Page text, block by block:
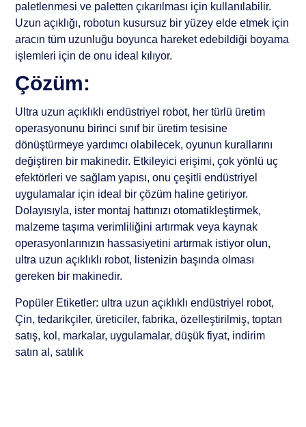
paletlenmesi ve paletten çıkarılması için kullanılabilir.
Uzun açıklığı, robotun kusursuz bir yüzey elde etmek için
aracın tüm uzunluğu boyunca hareket edebildiği boyama
işlemleri için de onu ideal kılıyor.
Çözüm:
Ultra uzun açıklıklı endüstriyel robot, her türlü üretim
operasyonunu birinci sınıf bir üretim tesisine
dönüştürmeye yardımcı olabilecek, oyunun kurallarını
değiştiren bir makinedir. Etkileyici erişimi, çok yönlü uç
efektörleri ve sağlam yapısı, onu çeşitli endüstriyel
uygulamalar için ideal bir çözüm haline getiriyor.
Dolayısıyla, ister montaj hattınızı otomatikleştirmek,
malzeme taşıma verimliliğini artırmak veya kaynak
operasyonlarınızın hassasiyetini artırmak istiyor olun,
ultra uzun açıklıklı robot, listenizin başında olması
gereken bir makinedir.
Popüler Etiketler: ultra uzun açıklıklı endüstriyel robot,
Çin, tedarikçiler, üreticiler, fabrika, özelleştirilmiş, toptan
satış, kol, markalar, uygulamalar, düşük fiyat, indirim
satın al, satılık